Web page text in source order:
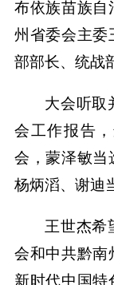
布依族苗族自
州省委会主委
部部长、统战
大会听取
会工作报告
会，蒙泽敏当
杨炳滔、谢迪
王世杰希
会和中共黔南
新时代中国特